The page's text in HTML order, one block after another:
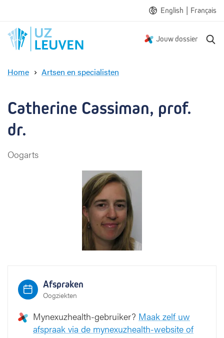
English | Français
Jouw dossier
Home Artsen en specialisten
h
e
C
a
s
s
i
m
a
Catherine Cassiman, prof.
dr.
Oogarts
Afspraken
Oogziekten
Mynexuzhealth-gebruiker? Maak zelf uw
afspraak via de mynexuzhealth-website of